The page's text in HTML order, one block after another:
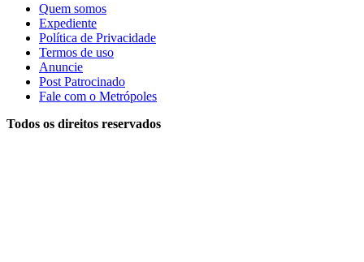
Quem somos
Expediente
Política de Privacidade
Termos de uso
Anuncie
Post Patrocinado
Fale com o Metrópoles
Todos os direitos reservados